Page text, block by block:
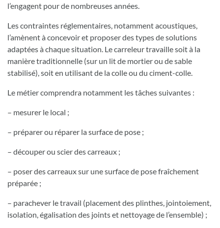
l’engagent pour de nombreuses années.
Les contraintes réglementaires, notamment acoustiques,
l’amènent à concevoir et proposer des types de solutions
adaptées à chaque situation. Le carreleur travaille soit à la
manière traditionnelle (sur un lit de mortier ou de sable
stabilisé), soit en utilisant de la colle ou du ciment-colle.
Le métier comprendra notamment les tâches suivantes :
– mesurer le local ;
– préparer ou réparer la surface de pose ;
– découper ou scier des carreaux ;
– poser des carreaux sur une surface de pose fraîchement
préparée ;
– parachever le travail (placement des plinthes, jointoiement,
isolation, égalisation des joints et nettoyage de l’ensemble) ;